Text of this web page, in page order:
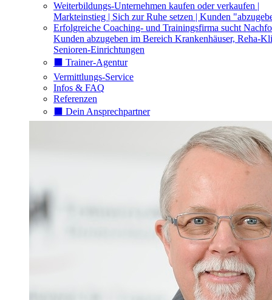
Weiterbildungs-Unternehmen kaufen oder verkaufen |
Markteinstieg | Sich zur Ruhe setzen | Kunden
Erfolgreiche Coaching- und Trainingsfirma sucht
Kunden abzugeben im Bereich Krankenhäuser, Reha-
Senioren-Einrichtungen
⬛️ Trainer-Agentur
Vermittlungs-Service
Infos & FAQ
Referenzen
⬛️ Dein Ansprechpartner